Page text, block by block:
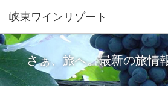
峡東ワインリゾート
さぁ、旅へ。最新の旅情